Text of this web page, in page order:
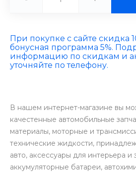
При покупке с сайте скидка
бонусная программа 5%.
информацию по скидкам и
уточняйте по телефону.
В нашем интернет-магазине вы
качестенные автомобильные
материалы, моторные и
технические жидкости,
авто, аксессуары для интерьера и
аккумуляторные батареи,